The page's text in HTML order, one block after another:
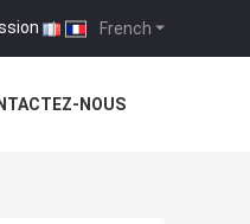
French
|
NOUS